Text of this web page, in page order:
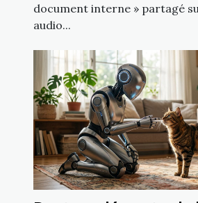
document interne » partagé
audio...